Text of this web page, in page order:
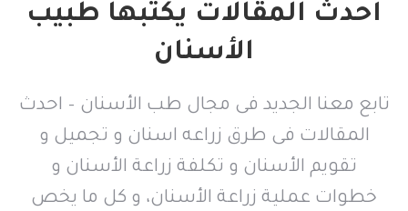
أحدث المقالات يكتبها طبيب
الأسنان
تابع معنا الجديد فى مجال طب الأسنان – احدث
المقالات فى طرق زراعه اسنان و تجميل و
تقويم الأسنان و تكلفة زراعة الأسنان و
خطوات عملية زراعة الأسنان، و كل ما يخص